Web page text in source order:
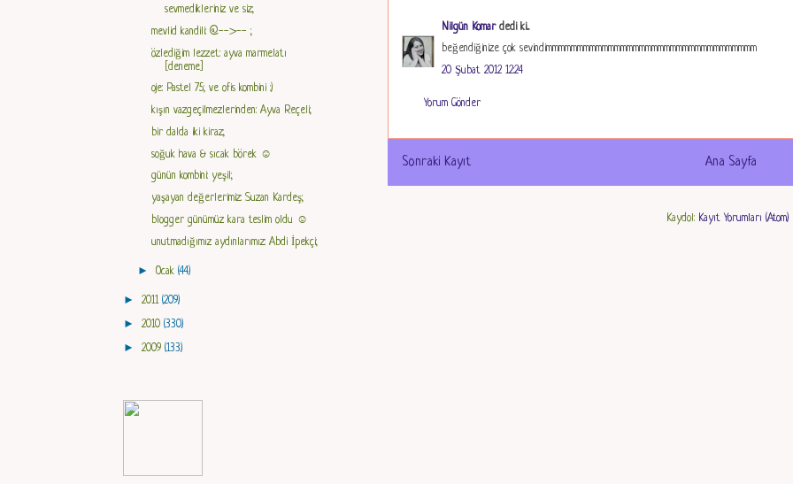
Nilgün Komardedi ki...
beğendiğinize çok sevindimmmmmmmmmmmmmmmmmmmmmmmmmmmmmmmmmm
20 Şubat 2012 12:24
Yorum Gönder
Sonraki Kayıt Ana Sayfa
Kaydol: Kayıt Yorumları (Atom)
sevmedikleriniz ve siz;
mevlid kandili: @-->-- ;
özlediğim lezzet: ayva marmelatı
[deneme]
oje: Pastel 75; ve ofis kombini :)
kışın vazgeçilmezlerinden: Ayva Reçeli;
bir dalda iki kiraz;
soğuk hava & sıcak börek ☺
günün kombini: yeşil;
yaşayan değerlerimiz: Suzan Kardeş;
blogger günümüz kara teslim oldu ☺
unutmadığımız aydınlarımız: Abdi İpekçi;
► Ocak (44)
► 2011 (209)
► 2010 (330)
► 2009 (133)